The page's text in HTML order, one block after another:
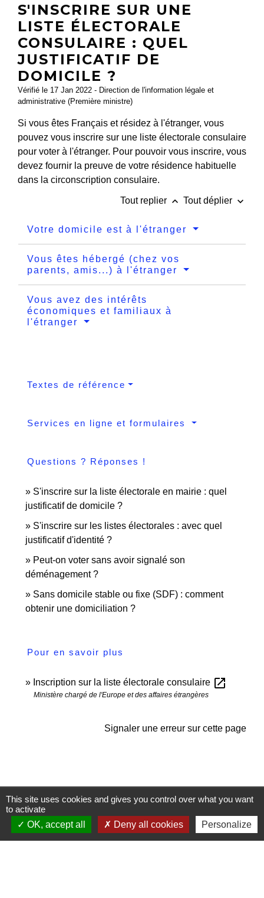
S'INSCRIRE SUR UNE
LISTE ÉLECTORALE
CONSULAIRE : QUEL
JUSTIFICATIF DE
DOMICILE ?
Vérifié le 17 Jan 2022 - Direction de l'information légale et
administrative (Première ministre)
Si vous êtes Français et résidez à l'étranger, vous
pouvez vous inscrire sur une liste électorale consulaire
pour voter à l'étranger. Pour pouvoir vous inscrire, vous
devez fournir la preuve de votre résidence habituelle
dans la circonscription consulaire.
Tout replier keyboard_arrow_up Tout déplier keyboard_arrow_down
Votre domicile est à l'étranger
Vous êtes hébergé (chez vos
parents, amis...) à l'étranger
Vous avez des intérêts
économiques et familiaux à
l'étranger
Textes de référence
Services en ligne et formulaires
Questions ? Réponses !
S'inscrire sur la liste électorale en mairie : quel
justificatif de domicile ?
S'inscrire sur les listes électorales : avec quel
justificatif d'identité ?
Peut-on voter sans avoir signalé son
déménagement ?
Sans domicile stable ou fixe (SDF) : comment
obtenir une domiciliation ?
Pour en savoir plus
Inscription sur la liste électorale consulaire open_in_new
Ministère chargé de l'Europe et des affaires étrangères
Signaler une erreur sur cette page
Contactez-nous
Commune de Janneyrias
30, route Crémieu
This site uses cookies and gives you control over what you want
to activate
OK, accept all
Deny all cookies Personalize